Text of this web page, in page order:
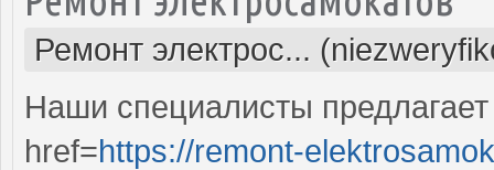
Ремонт электрос...
Наши специалисты
href=https://remont-